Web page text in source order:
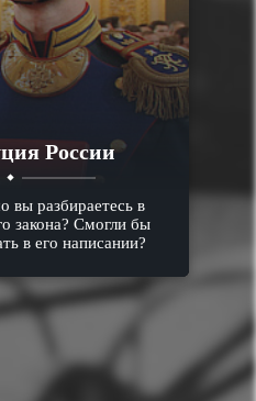
России
вы разбираетесь в
закона? Смогли бы
в его написании?